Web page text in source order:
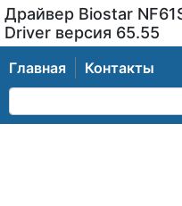
Драйвер Biostar
Driver версия 65.55
Главная Контакты